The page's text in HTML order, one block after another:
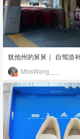
犹他州的舅舅｜ 自驾游
MissWang___